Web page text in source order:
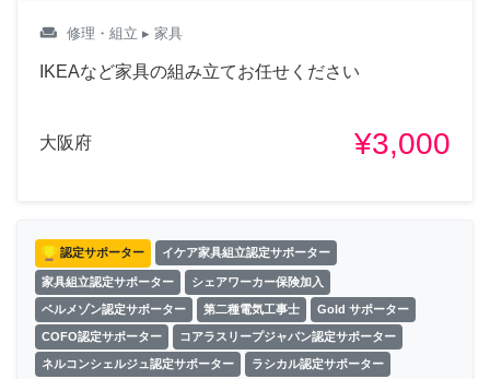
weekend 修理・組立 ▸ 家具
IKEAなど家具の組み立てお任せください
大阪府 ¥3,000
認定サポーター イケア家具組立認定サポーター
家具組立認定サポーター シェアワーカー保険加入
ベルメゾン認定サポーター 第二種電気工事士 Gold サポーター
COFO認定サポーター コアラスリープジャパン認定サポーター
ネルコンシェルジュ認定サポーター ラシカル認定サポーター